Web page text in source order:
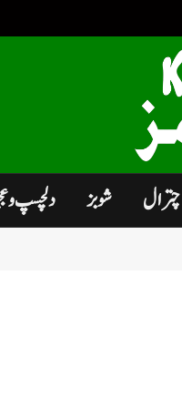
چترال شوبز دلچسپ و